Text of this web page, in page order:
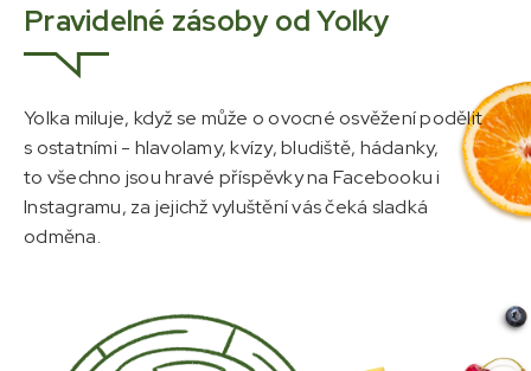
Pravidelné zásoby od Yolky
Yolka miluje, když se může o ovocné osvěžení podělit
s ostatními - hlavolamy, kvízy, bludiště, hádanky,
to všechno jsou hravé příspěvky na Facebooku i
Instagramu, za jejichž vyluštění vás čeká sladká
odměna.